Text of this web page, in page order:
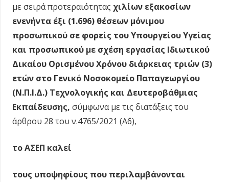
με σειρά προτεραιότητας χιλίων εξακοσίων
ενενήντα έξι (1.696) θέσεων μόνιμου
προσωπικού σε φορείς του Υπουργείου Υγείας
και προσωπικού με σχέση εργασίας Ιδιωτικού
Δικαίου Ορισμένου Χρόνου διάρκειας τριών (3)
ετών στο Γενικό Νοσοκομείο Παπαγεωργίου
(Ν.Π.Ι.Δ.) Τεχνολογικής και Δευτεροβάθμιας
Εκπαίδευσης, σύμφωνα με τις διατάξεις του
άρθρου 28 του ν.4765/2021 (Α΄6),
το ΑΣΕΠ καλεί
τους υποψηφίους που περιλαμβάνονται